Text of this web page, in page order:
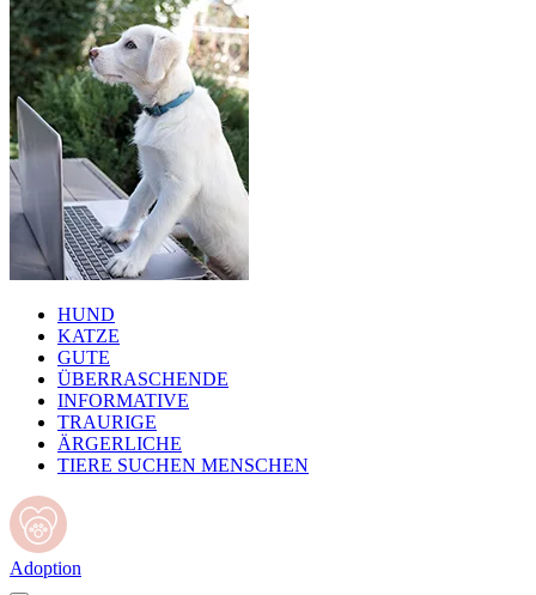
HUND
KATZE
GUTE
ÜBERRASCHENDE
INFORMATIVE
TRAURIGE
ÄRGERLICHE
TIERE SUCHEN MENSCHEN
Adoption